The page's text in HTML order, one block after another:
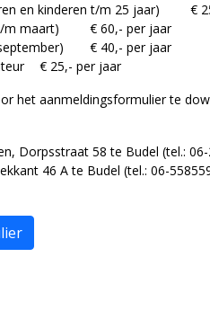
en kinderen t/m 25 jaar)
€
m maart)
€ 60,- per jaar
€ 40,- per jaar
€ 25,- per jaar
het aanmeldingsformulier te
Dorpsstraat 58 te Budel (tel.:
46 A te Budel (tel.: 06-